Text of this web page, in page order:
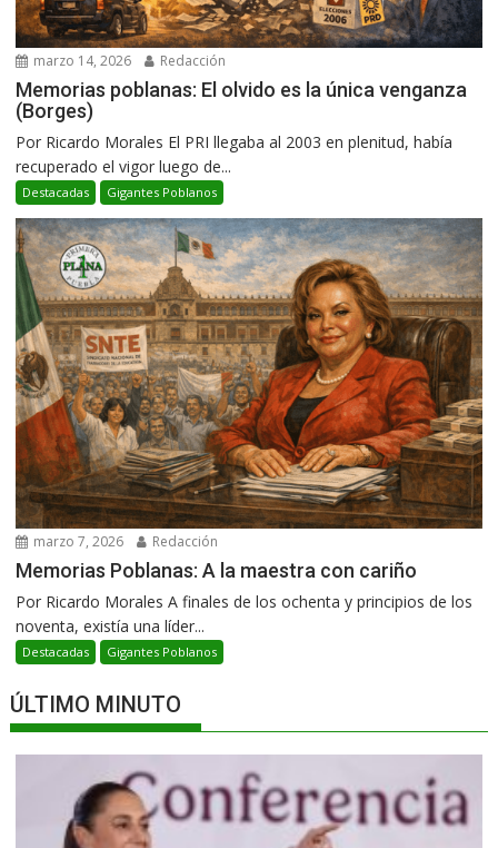
marzo 14, 2026 Redacción
Memorias poblanas: El olvido es la única venganza
(Borges)
Por Ricardo Morales El PRI llegaba al 2003 en plenitud, había
recuperado el vigor luego de...
Destacadas Gigantes Poblanos
marzo 7, 2026 Redacción
Memorias Poblanas: A la maestra con cariño
Por Ricardo Morales A finales de los ochenta y principios de los
noventa, existía una líder...
Destacadas Gigantes Poblanos
ÚLTIMO MINUTO